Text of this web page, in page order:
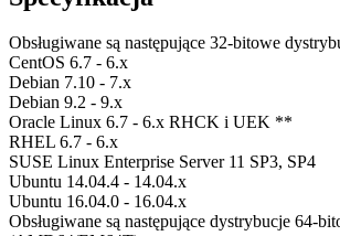
Obsługiwane są następujące 32-bitowe
CentOS 6.7 - 6.x
Debian 7.10 - 7.x
Debian 9.2 - 9.x
Oracle Linux 6.7 - 6.x RHCK i UEK **
RHEL 6.7 - 6.x
SUSE Linux Enterprise Server 11 SP3, SP4
Ubuntu 14.04.4 - 14.04.x
Ubuntu 16.04.0 - 16.04.x
Obsługiwane są następujące dystrybucje 64-